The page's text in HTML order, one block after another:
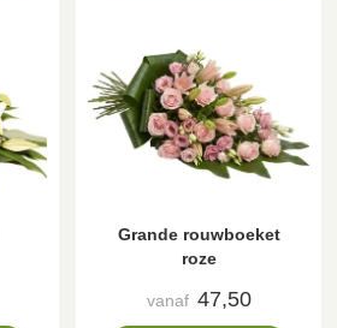
Grande rouwboeket
roze
vanaf 47,50